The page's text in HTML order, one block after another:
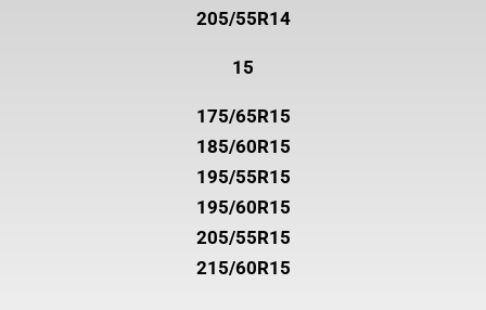
205/55R14
15
175/65R15
185/60R15
195/55R15
195/60R15
205/55R15
215/60R15